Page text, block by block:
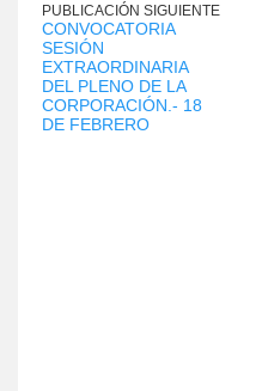
PUBLICACIÓN SIGUIENTE
CONVOCATORIA
SESIÓN
EXTRAORDINARIA
DEL PLENO DE LA
CORPORACIÓN.- 18
DE FEBRERO